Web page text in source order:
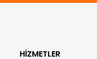
HİZMETLER